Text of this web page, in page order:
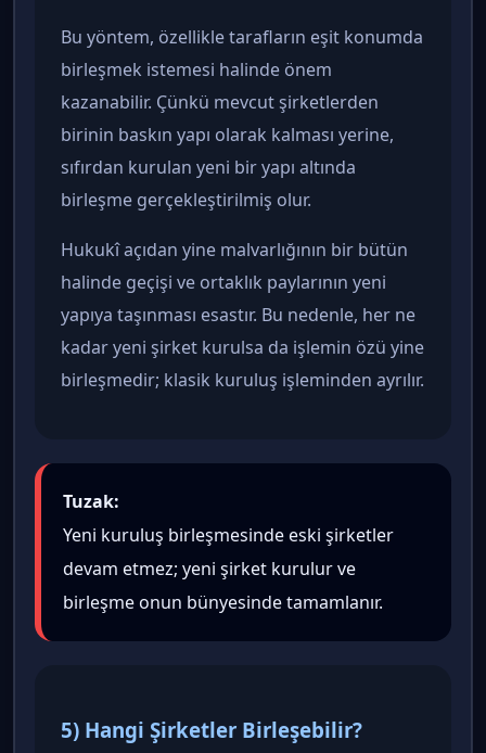
Bu yöntem, özellikle tarafların eşit konumda
birleşmek istemesi halinde önem
kazanabilir. Çünkü mevcut şirketlerden
birinin baskın yapı olarak kalması yerine,
sıfırdan kurulan yeni bir yapı altında
birleşme gerçekleştirilmiş olur.
Hukukî açıdan yine malvarlığının bir bütün
halinde geçişi ve ortaklık paylarının yeni
yapıya taşınması esastır. Bu nedenle, her ne
kadar yeni şirket kurulsa da işlemin özü yine
birleşmedir; klasik kuruluş işleminden ayrılır.
Tuzak:
Yeni kuruluş birleşmesinde eski şirketler
devam etmez; yeni şirket kurulur ve
birleşme onun bünyesinde tamamlanır.
5) Hangi Şirketler Birleşebilir?